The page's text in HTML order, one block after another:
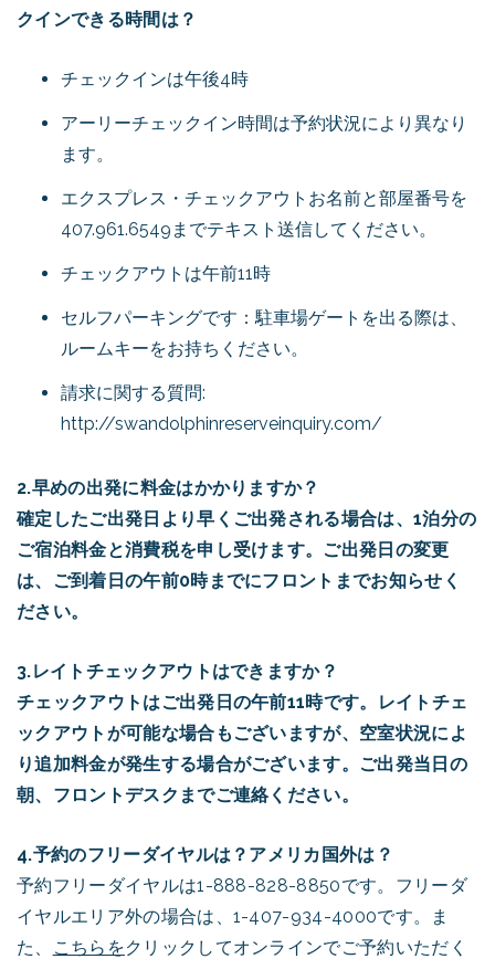
クインできる時間は？
チェックインは午後4時
アーリーチェックイン時間は予約状況により異なり
ます。
エクスプレス・チェックアウトお名前と部屋番号を
407.961.6549までテキスト送信してください。
チェックアウトは午前11時
セルフパーキングです：駐車場ゲートを出る際は、
ルームキーをお持ちください。
請求に関する質問:
http://swandolphinreserveinquiry.com/
2.早めの出発に料金はかかりますか？
確定したご出発日より早くご出発される場合は、1泊分の
ご宿泊料金と消費税を申し受けます。ご出発日の変更
は、ご到着日の午前0時までにフロントまでお知らせく
ださい。
3.レイトチェックアウトはできますか？
チェックアウトはご出発日の午前11時です。レイトチェ
ックアウトが可能な場合もございますが、空室状況によ
り追加料金が発生する場合がございます。ご出発当日の
朝、フロントデスクまでご連絡ください。
4.予約のフリーダイヤルは？アメリカ国外は？
予約フリーダイヤルは1-888-828-8850です。フリーダ
イヤルエリア外の場合は、1-407-934-4000です。ま
た、
こちらをクリックしてオンラインでご予約いただく